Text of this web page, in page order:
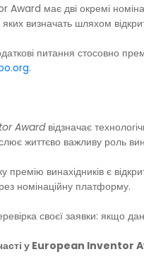
має дві окремі
визначать шляхом
питання стосовно
.
Awardвідзначає
життєво важливу роль
премію винахідників є
номінаційну платформу.
своєї заявки: якщо
у European Inventor